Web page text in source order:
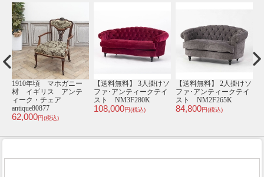
3人掛けソファ･アンテ
ィークテイスト 1011-
3-10F116B
458,000円(税込)
ミニチェア･アンティー
クテイスト ST6090-N-
10F112
39,800円(税込)
受注生産専用 ソファ･ア
ンティークテイスト
order-vz3
59,800円(税込)